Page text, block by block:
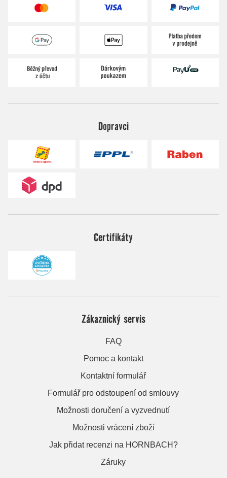
Dopravci
Certifikáty
Zákaznický servis
FAQ
Pomoc a kontakt
Kontaktní formulář
Formulář pro odstoupení od smlouvy
Možnosti doručení a vyzvednutí
Možnosti vrácení zboží
Jak přidat recenzi na HORNBACH?
Záruky